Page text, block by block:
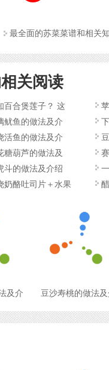
最全面的苏菜菜谱和相关
关阅读
百合煲莲子？ 这
鱿鱼的做法及介
活鱼的做法及介
糖葫芦的做法及
斗的做法及介绍
奶酪吐司片＋水果
及介 豆沙寿桃的做法